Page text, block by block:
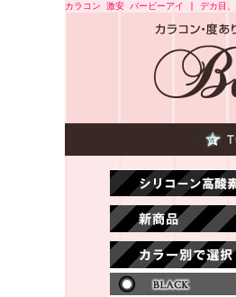
カラコン 激安 バービーアイ | デカ目、